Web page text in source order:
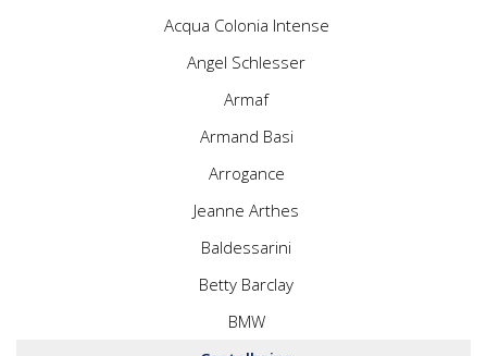
Acqua Colonia Intense
Angel Schlesser
Armaf
Armand Basi
Arrogance
Jeanne Arthes
Baldessarini
Betty Barclay
BMW